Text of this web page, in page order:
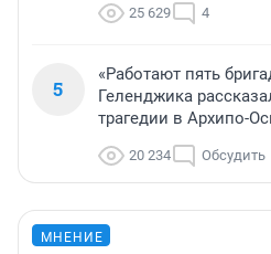
25 629 4
5
«Работают пять
Геленджика
трагедии в Архипо-
20 234 Обсудить
МНЕНИЕ